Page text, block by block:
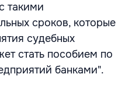
такими
сроков, которые
судебных
стать пособием по
банками".